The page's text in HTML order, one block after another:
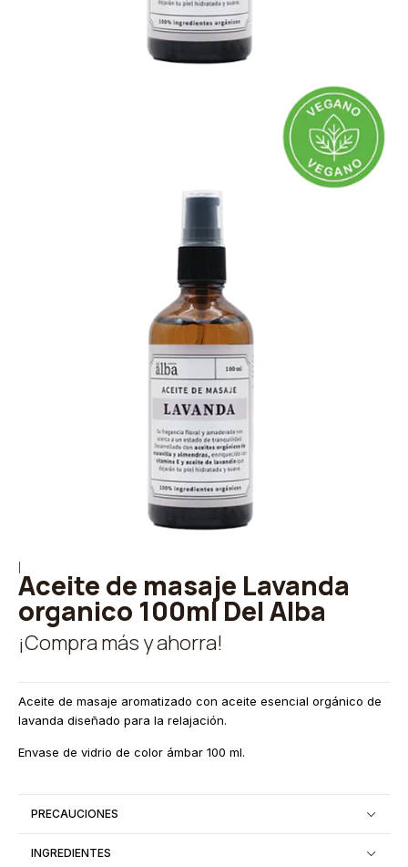
Aceite de masaje Lavanda
organico 100ml Del Alba
¡Compra más y ahorra!
Aceite de masaje aromatizado con aceite esencial orgánico de
lavanda diseñado para la relajación.
Envase de vidrio de color ámbar 100 ml.
PRECAUCIONES
INGREDIENTES